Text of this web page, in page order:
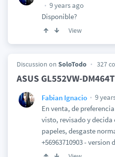
9 years ago
Disponible?
View
Discussion on SoloTodo 327
ASUS GL552VW-
Fabian Ignacio
9
En venta, de
visto, revisado y decida
papeles, desgaste
+56963710903 - version